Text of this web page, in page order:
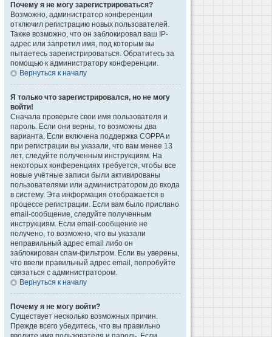
Почему я не могу зарегистрироваться?
Возможно, администратор конференции
отключил регистрацию новых пользователей.
Также возможно, что он заблокировал ваш IP-
адрес или запретил имя, под которым вы
пытаетесь зарегистрироваться. Обратитесь за
помощью к администратору конференции.
Вернуться к началу
Я только что зарегистрировался, но не могу
войти!
Сначала проверьте свои имя пользователя и
пароль. Если они верны, то возможны два
варианта. Если включена поддержка COPPA и
при регистрации вы указали, что вам менее 13
лет, следуйте полученным инструкциям. На
некоторых конференциях требуется, чтобы все
новые учётные записи были активированы
пользователями или администратором до входа
в систему. Эта информация отображается в
процессе регистрации. Если вам было прислано
email-сообщение, следуйте полученным
инструкциям. Если email-сообщение не
получено, то возможно, что вы указали
неправильный адрес email либо он
заблокирован спам-фильтром. Если вы уверены,
что ввели правильный адрес email, попробуйте
связаться с администратором.
Вернуться к началу
Почему я не могу войти?
Существует несколько возможных причин.
Прежде всего убедитесь, что вы правильно